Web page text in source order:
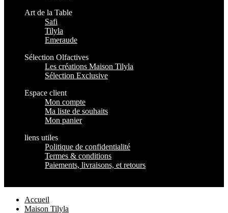
Art de la Table
Safi
Tilyla
Emeraude
Sélection Olfactives
Les créations Maison Tilyla
Sélection Exclusive
Espace client
Mon compte
Ma liste de souhaits
Mon panier
liens utiles
Politique de confidentialité
Termes & conditions
Paiements, livraisons, et retours
Accueil
Maison Tilyla